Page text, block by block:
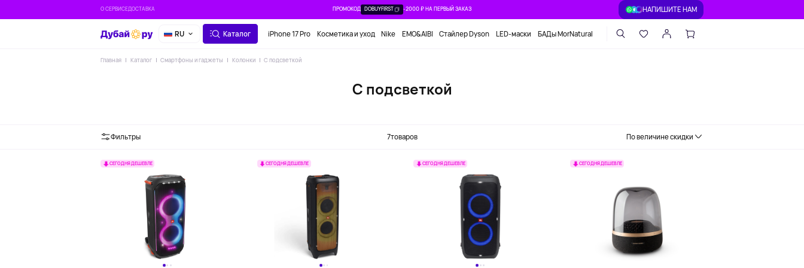
О СЕРВИСЕДОСТАВКА ПРОМОКОД DOBUYFIRST -2000 ₽ НА ПЕРВЫЙ ЗАКАЗ НАПИШИТЕ НАМ
RU Каталог iPhone 17 Pro Косметика и уход Nike EMO&AIBI Стайлер Dyson LED-маски БАДы MorNatural
Главная Каталог Смартфоны и гаджеты Колонки С подсветкой
С подсветкой
Фильтры 7товаров По величине скидки
СЕГОДНЯ ДЕШЕВЛЕ СЕГОДНЯ ДЕШЕВЛЕ СЕГОДНЯ ДЕШЕВЛЕ СЕГОДНЯ ДЕШЕВЛЕ